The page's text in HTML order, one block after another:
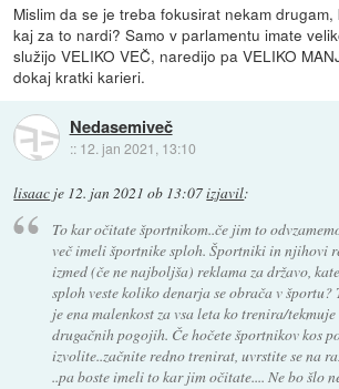
Mislim da se je treba fokusirat nekam
kaj za to nardi? Samo v parlamentu imate
služijo VELIKO VEČ, naredijo pa VELIKO
dokaj kratki karieri.
Nedasemiveč
:: 12. jan 2021, 13:10
lisaac je 12. jan 2021 ob 13:07izjavil:
To kar očitate športnikom..če jim to
več imeli športnike sploh. Športniki in njihovi
izmed (če ne najboljša) reklama za državo,
sploh veste koliko denarja se obrača v
je ena malenkost za vsa leta ko trenira/
drugačnih pogojih. Če hočete športnikov kos
izvolite..začnite redno trenirat, uvrstite se na
..pa boste imeli to kar jim očitate.... Ne bo šlo